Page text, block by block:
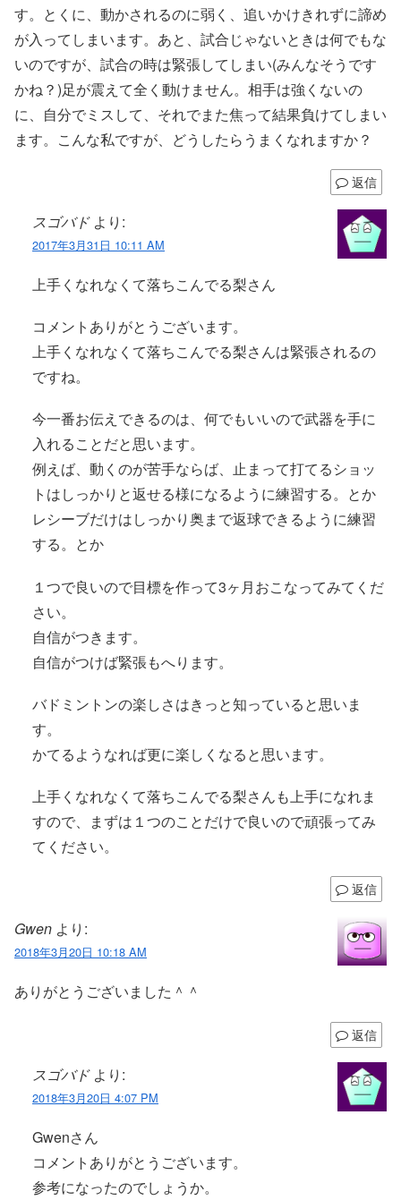
す。とくに、動かされるのに弱く、追いかけきれずに諦め
が入ってしまいます。あと、試合じゃないときは何でもな
いのですが、試合の時は緊張してしまい(みんなそうです
かね？)足が震えて全く動けません。相手は強くないの
に、自分でミスして、それでまた焦って結果負けてしまい
ます。こんな私ですが、どうしたらうまくなれますか？
返信
スゴバド より:
2017年3月31日 10:11 AM
上手くなれなくて落ちこんでる梨さん
コメントありがとうございます。
上手くなれなくて落ちこんでる梨さんは緊張されるの
ですね。
今一番お伝えできるのは、何でもいいので武器を手に
入れることだと思います。
例えば、動くのが苦手ならば、止まって打てるショッ
トはしっかりと返せる様になるように練習する。とか
レシーブだけはしっかり奥まで返球できるように練習
する。とか
１つで良いので目標を作って3ヶ月おこなってみてくだ
さい。
自信がつきます。
自信がつけば緊張もへります。
バドミントンの楽しさはきっと知っていると思いま
す。
かてるようなれば更に楽しくなると思います。
上手くなれなくて落ちこんでる梨さんも上手になれま
すので、まずは１つのことだけで良いので頑張ってみ
てください。
返信
Gwen より:
2018年3月20日 10:18 AM
ありがとうございました＾＾
返信
スゴバド より:
2018年3月20日 4:07 PM
Gwenさん
コメントありがとうございます。
参考になったのでしょうか。